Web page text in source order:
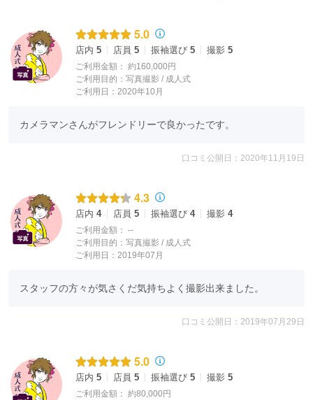
5.0
店内 5 店員 5 振袖選び 5 撮影 5
ご利用金額： 約160,000円
ご利用目的： 写真撮影 / 成人式
ご利用日：2020年10月
カメラマンさんがフレンドリーで良かったです。
口コミ公開日：2020年11月19日
4.3
店内 4 店員 5 振袖選び 4 撮影 4
ご利用金額： --
ご利用目的： 写真撮影 / 成人式
ご利用日：2019年07月
スタッフの方々が気さくだ気持ちよく撮影出来ました。
口コミ公開日：2019年07月29日
5.0
店内 5 店員 5 振袖選び 5 撮影 5
ご利用金額： 約80,000円